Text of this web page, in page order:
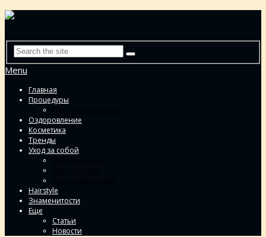
Menu
Главная
Процедуры
Оздоровление
Косметика
Тренды
Уход за собой
Hairstyle
Знаменитости
Еще
Статьи
Новости